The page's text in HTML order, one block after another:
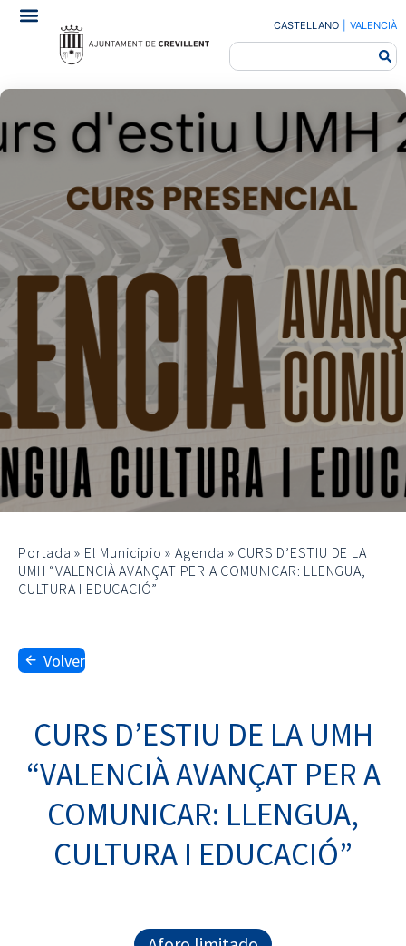
CASTELLANO VALENCIÀ
Portada » El Municipio »Agenda » CURS D’ESTIU DE LA
UMH “VALENCIÀ AVANÇAT PER A COMUNICAR: LLENGUA,
CULTURA I EDUCACIÓ”
Volver
CURS D’ESTIU DE LA UMH
“VALENCIÀ AVANÇAT PER A
COMUNICAR: LLENGUA,
CULTURA I EDUCACIÓ”